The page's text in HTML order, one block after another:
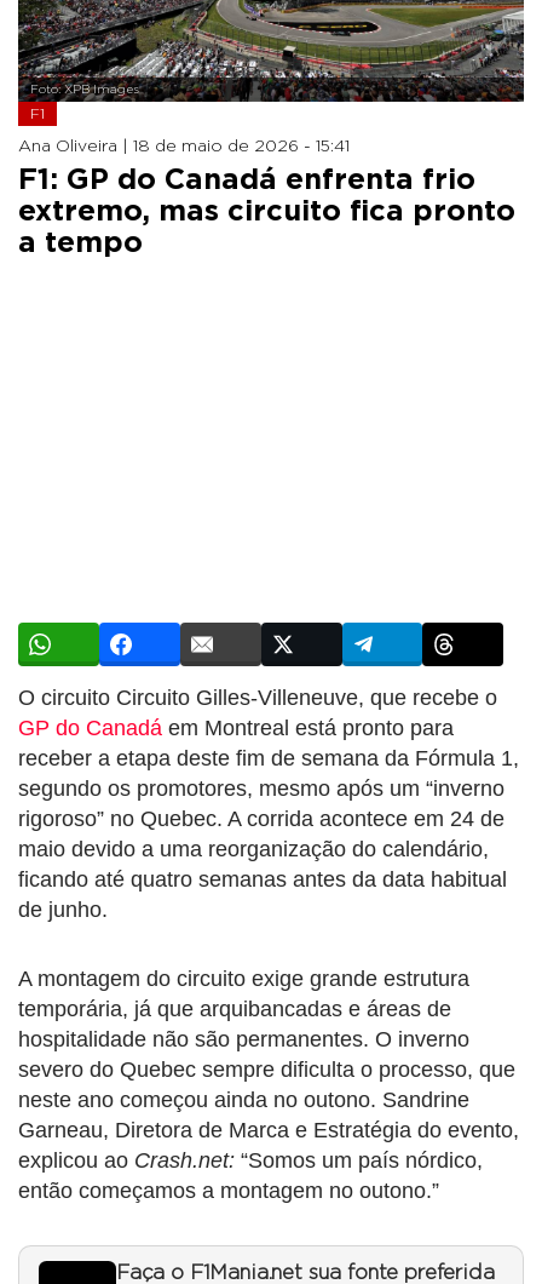
Foto: XPB Images
F1
Ana Oliveira | 18 de maio de 2026 - 15:41
F1: GP do Canadá enfrenta frio
extremo, mas circuito fica pronto
a tempo
O circuito Circuito Gilles-Villeneuve, que recebe o
GP do Canadá em Montreal está pronto para
receber a etapa deste fim de semana da Fórmula 1,
segundo os promotores, mesmo após um “inverno
rigoroso” no Quebec. A corrida acontece em 24 de
maio devido a uma reorganização do calendário,
ficando até quatro semanas antes da data habitual
de junho.
A montagem do circuito exige grande estrutura
temporária, já que arquibancadas e áreas de
hospitalidade não são permanentes. O inverno
severo do Quebec sempre dificulta o processo, que
neste ano começou ainda no outono. Sandrine
Garneau, Diretora de Marca e Estratégia do evento,
explicou ao Crash.net: “Somos um país nórdico,
então começamos a montagem no outono.”
Faça o F1Mania.net sua fonte preferida